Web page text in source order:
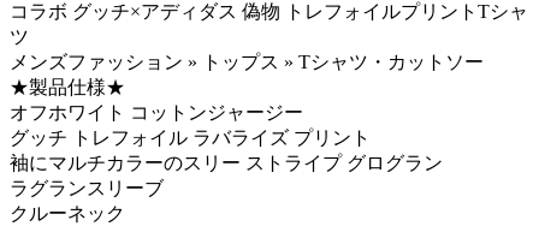
コラボ グッチ×アディダス 偽物 トレフォイルプリントTシャ
ツ
メンズファッション » トップス » Tシャツ・カットソー
★製品仕様★
オフホワイト コットンジャージー
グッチ トレフォイル ラバライズ プリント
袖にマルチカラーのスリー ストライプ グログラン
ラグランスリーブ
クルーネック